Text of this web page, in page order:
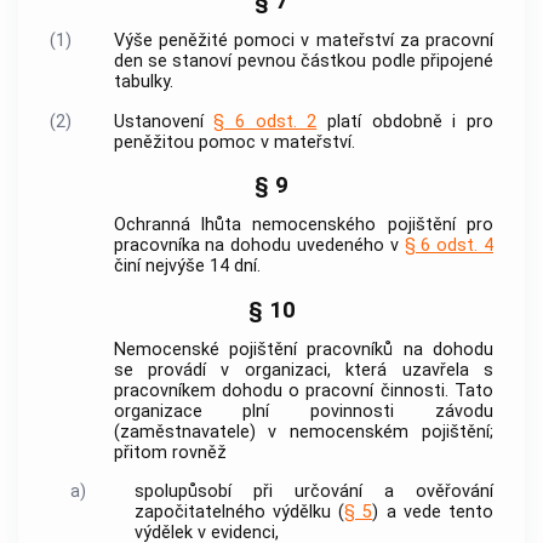
(1)
Výše peněžité pomoci v mateřství za pracovní
den se stanoví pevnou částkou podle připojené
tabulky.
(2)
Ustanovení§ 6 odst. 2 platí obdobně i pro
peněžitou pomoc v mateřství.
§ 9
Ochranná lhůta nemocenského pojištění pro
pracovníka na dohodu uvedeného v § 6 odst. 4
činí nejvýše 14 dní.
§ 10
Nemocenské pojištění pracovníků na dohodu
se provádí v organizaci, která uzavřela s
pracovníkem dohodu o pracovní činnosti. Tato
organizace plní povinnosti závodu
(zaměstnavatele) v nemocenském pojištění;
přitom rovněž
a)
spolupůsobí při určování a ověřování
započitatelného výdělku (§ 5) a vede tento
výdělek v evidenci,